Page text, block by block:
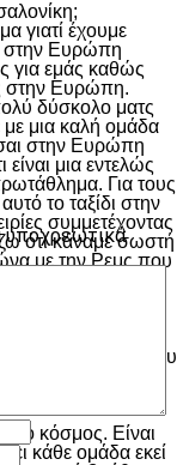
γιατί έχουμε
στην Ευρώπη
για εμάς καθώς
στην Ευρώπη.
δύσκολο ματς
με μια καλή ομάδα
στην Ευρώπη
είναι μια εντελώς
Για τους
το ταξίδι στην
συμμετέχοντας
ότι κάναμε σωστή
με την Ρεμς που
για
στην Ευρώπη σου
ομάδα αλλά ως
να παίξουμε
εκείνους που
το γήπεδο θα
ο κόσμος. Είναι
κάθε ομάδα εκεί
υποχρεωτικά